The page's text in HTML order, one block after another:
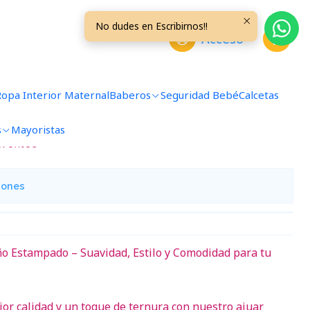
Acceso
Interior MaternalBaberos Seguridad BebéCalcetas
Mayoristas
Estampado – Suavidad, Estilo y Comodidad para tu
calidad y un toque de ternura con nuestro ajuar
No dudes en Escribirnos!!